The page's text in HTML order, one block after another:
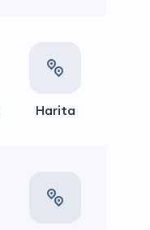
Harita